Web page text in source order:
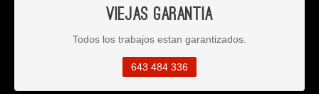
Viejas Garantia
Todos los trabajos estan garantizados.
643 484 336